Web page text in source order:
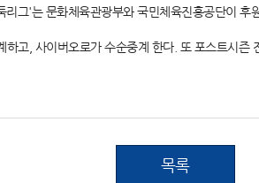
그'는 문화체육관광부와 국민체육진흥공단이 후
고, 사이버오로가 수순중계 한다. 또 포스트시
목록